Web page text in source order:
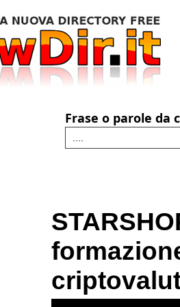
Frase o parole da